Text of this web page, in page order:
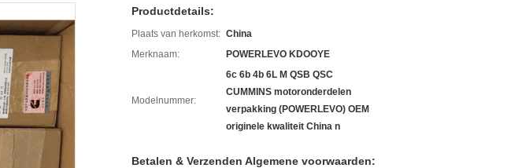
Productdetails:
Plaats van herkomst: China
Merknaam:
POWERLEVO KDOOYE
Modelnummer:
6c 6b 4b 6L M QSB QSC
CUMMINS motoronderdelen
verpakking (POWERLEVO) OEM
originele kwaliteit China n
Betalen & Verzenden Algemene voorwaarden: